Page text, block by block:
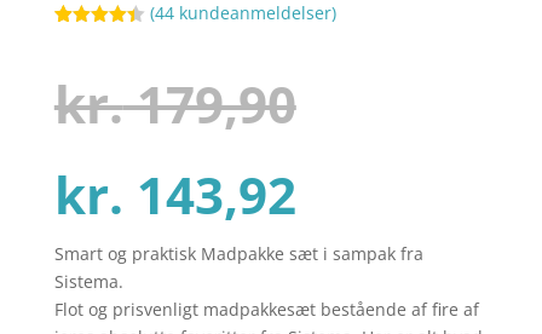
baseret
på
kundebedø
(44 kundeanmeldelser)
kr.179,90
pris
kr. 143,92Den
aktuelle
Smart og praktisk Madpakke sæt i sampak fra
Sistema.
Flot og prisvenligt madpakkesæt bestående af fire af